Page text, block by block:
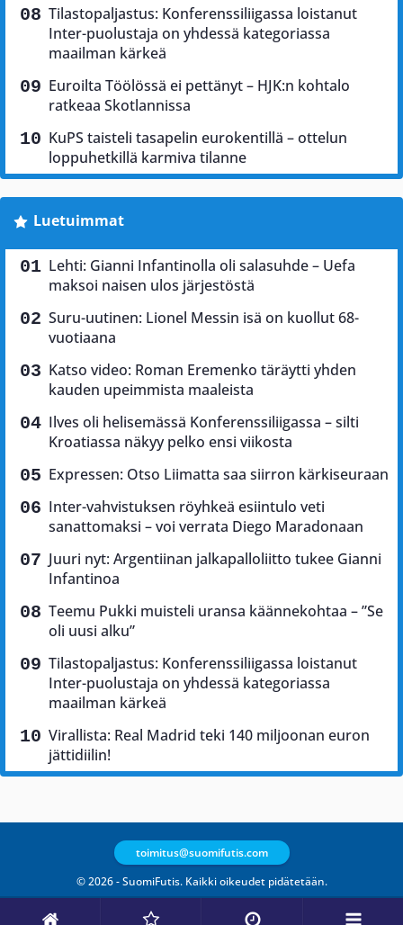
Tilastopaljastus: Konferenssiliigassa loistanut
Inter-puolustaja on yhdessä kategoriassa
maailman kärkeä
Euroilta Töölössä ei pettänyt – HJK:n kohtalo
ratkeaa Skotlannissa
KuPS taisteli tasapelin eurokentillä – ottelun
loppuhetkillä karmiva tilanne
Luetuimmat
Lehti: Gianni Infantinolla oli salasuhde – Uefa
maksoi naisen ulos järjestöstä
Suru-uutinen: Lionel Messin isä on kuollut 68-
vuotiaana
Katso video: Roman Eremenko täräytti yhden
kauden upeimmista maaleista
Ilves oli helisemässä Konferenssiliigassa – silti
Kroatiassa näkyy pelko ensi viikosta
Expressen: Otso Liimatta saa siirron kärkiseuraan
Inter-vahvistuksen röyhkeä esiintulo veti
sanattomaksi – voi verrata Diego Maradonaan
Juuri nyt: Argentiinan jalkapalloliitto tukee Gianni
Infantinoa
Teemu Pukki muisteli uransa käännekohtaa – ”Se
oli uusi alku”
Tilastopaljastus: Konferenssiliigassa loistanut
Inter-puolustaja on yhdessä kategoriassa
maailman kärkeä
Virallista: Real Madrid teki 140 miljoonan euron
jättidiilin!
© 2026 - SuomiFutis. Kaikki oikeudet pidätetään.
toimitus@suomifutis.com